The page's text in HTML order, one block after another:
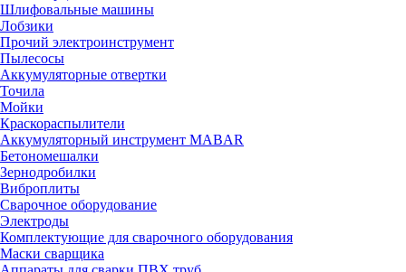
Шлифовальные машины
Лобзики
Прочий электроинструмент
Пылесосы
Аккумуляторные отвертки
Точила
Мойки
Краскораспылители
Аккумуляторный инструмент MABAR
Бетономешалки
Зернодробилки
Виброплиты
Сварочное оборудование
Электроды
Комплектующие для сварочного оборудования
Маски сварщика